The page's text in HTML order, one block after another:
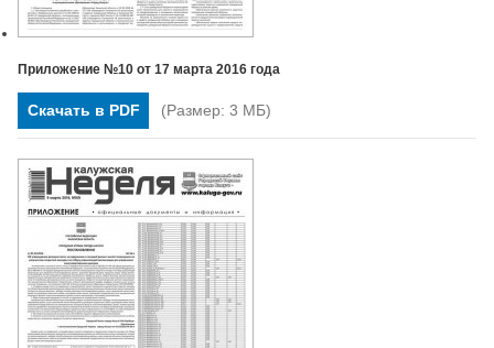
Приложение №10 от 17 марта 2016 года
Скачать в PDF (Размер: 3 МБ)